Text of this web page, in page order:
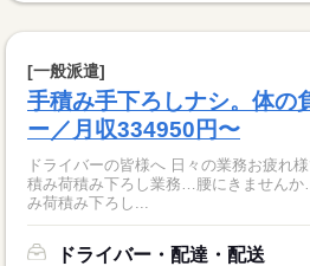
[一般派遣]
手積み手下ろしナシ。体の
ー／月収334950円〜
ドライバーの皆様へ 日々の業務お疲れ様です。 1日に何度もある、
積み荷積み下ろし業務…腰にきませんか…？ アズスタッフな
み荷積み下ろし...
ドライバー・配達・配送